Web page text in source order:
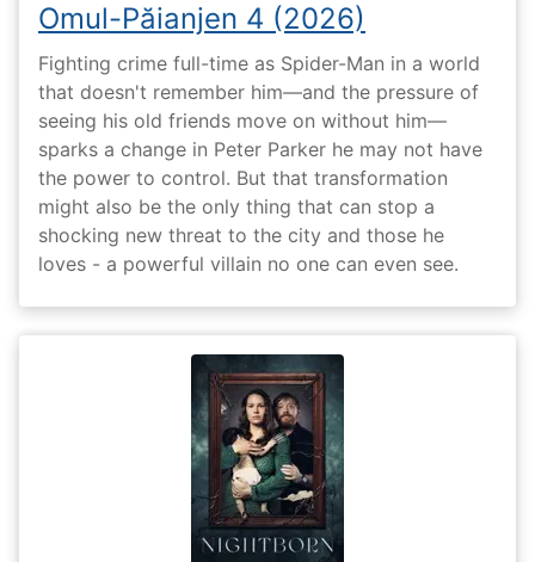
Omul-Păianjen 4 (2026)
Fighting crime full-time as Spider-Man in a world
that doesn't remember him—and the pressure of
seeing his old friends move on without him—
sparks a change in Peter Parker he may not have
the power to control. But that transformation
might also be the only thing that can stop a
shocking new threat to the city and those he
loves - a powerful villain no one can even see.